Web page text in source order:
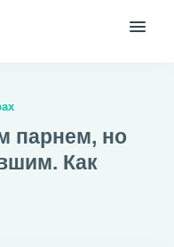
парнем, но
Как